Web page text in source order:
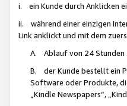
i. ein Kunde durch Anklicken
ii. während einer einzigen
Link anklickt und mit dem
A. Ablauf von 24 Stunden
B. der Kunde bestellt ein
Software oder Produkte,
„Kindle Newspapers“,